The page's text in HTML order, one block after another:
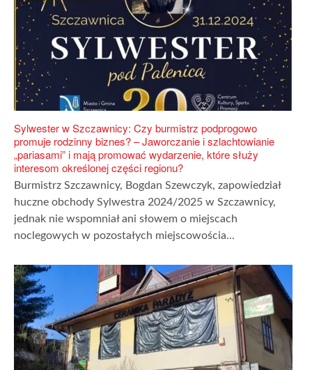
Sylwester w Szczawnicy: Czy burmistrz podprogowo
promuje rodzinny biznes? – Jaworczanie i szlachtowianie
„pariasami” i mają promować wydarzenie, które służy
interesom określonej części regionu?
Burmistrz Szczawnicy, Bogdan Szewczyk, zapowiedział
huczne obchody Sylwestra 2024/2025 w Szczawnicy,
jednak nie wspomniał ani słowem o miejscach
noclegowych w pozostałych miejscowościa...